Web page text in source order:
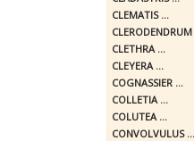
CLEMATIS ...
CLETHRA ...
CLEYERA ...
COGNASSIER ...
COLLETIA ...
COLUTEA ...
CONVOLVULUS ...